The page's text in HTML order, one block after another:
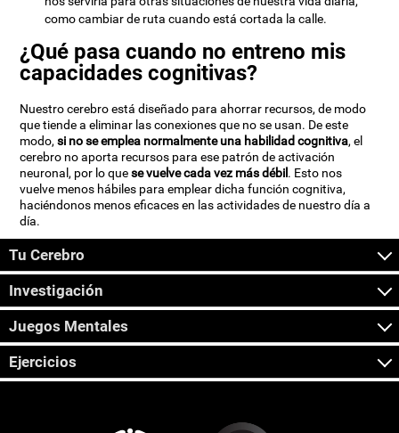
como cambiar de ruta cuando está cortada la calle.
¿Qué pasa cuando no entreno mis
capacidades cognitivas?
Nuestro cerebro está diseñado para ahorrar recursos, de modo
que tiende a eliminar las conexiones que no se usan. De este
modo,si no se emplea normalmente una habilidad cognitiva, el
cerebro no aporta recursos para ese patrón de activación
neuronal, por lo quese vuelve cada vez más débil . Esto nos
vuelve menos hábiles para emplear dicha función cognitiva,
haciéndonos menos eficaces en las actividades de nuestro día a
día.
Tu Cerebro
Investigación
Juegos Mentales
Ejercicios